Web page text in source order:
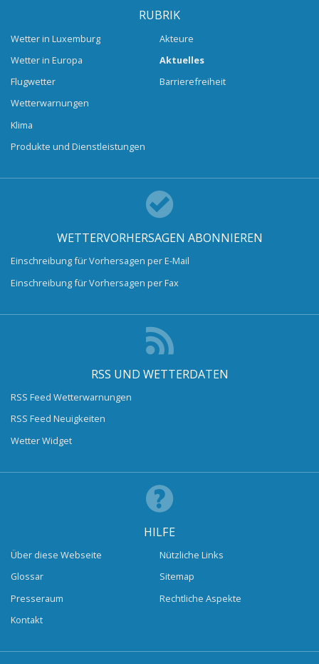
RUBRIK
Wetter in Luxemburg
Wetter in Europa
Flugwetter
Wetterwarnungen
Klima
Produkte und Dienstleistungen
Akteure
Aktuelles
Barrierefreiheit
WETTERVORHERSAGEN ABONNIEREN
Einschreibung für Vorhersagen per E-Mail
Einschreibung für Vorhersagen per Fax
RSS UND WETTERDATEN
RSS Feed Wetterwarnungen
RSS Feed Neuigkeiten
Wetter Widget
HILFE
Über diese Webseite
Glossar
Presseraum
Kontakt
Nützliche Links
Sitemap
Rechtliche Aspekte